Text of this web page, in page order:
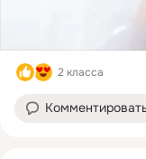
2 класса